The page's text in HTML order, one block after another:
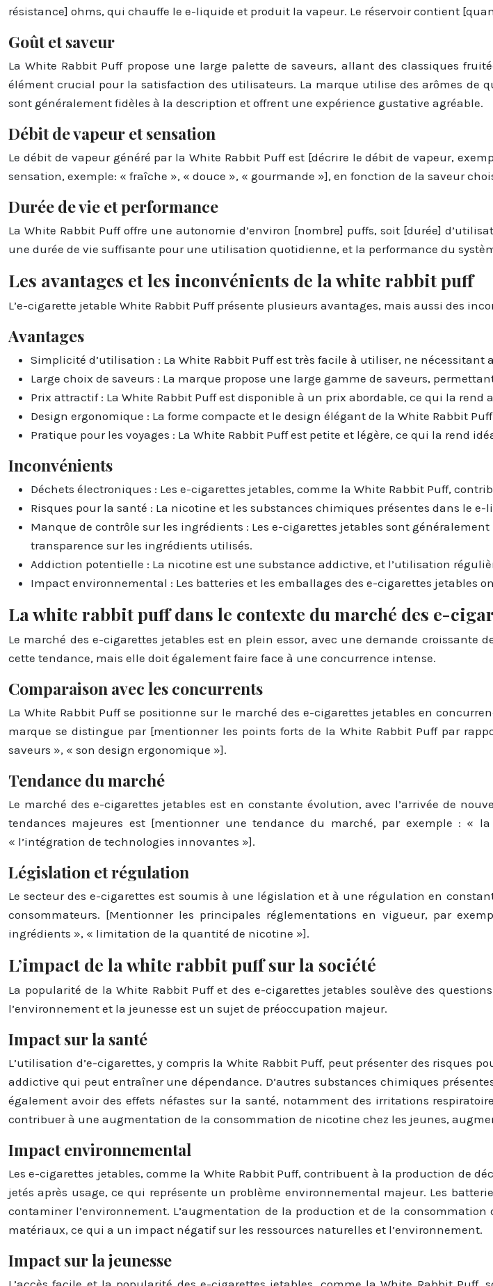
résistance] ohms, qui chauffe le e-liquide et produit la vapeur. Le réservoir contient
Goût et saveur
La White Rabbit Puff propose une large palette de saveurs, allant des classiques
élément crucial pour la satisfaction des utilisateurs. La marque utilise des arômes de
sont généralement fidèles à la description et offrent une expérience gustative agréable.
Débit de vapeur et sensation
Le débit de vapeur généré par la White Rabbit Puff est [décrire le débit de vapeur,
sensation, exemple: « fraîche », « douce », « gourmande »], en fonction de la saveur
Durée de vie et performance
La White Rabbit Puff offre une autonomie d’environ [nombre] puffs, soit [durée]
une durée de vie suffisante pour une utilisation quotidienne, et la performance du
Les avantages et les inconvénients de la white rabbit puff
L’e-cigarette jetable White Rabbit Puff présente plusieurs avantages, mais aussi des
Avantages
Simplicité d’utilisation : La White Rabbit Puff est très facile à utiliser, ne nécessitant
Large choix de saveurs : La marque propose une large gamme de saveurs,
Prix attractif : La White Rabbit Puff est disponible à un prix abordable, ce qui la rend
Design ergonomique : La forme compacte et le design élégant de la White Rabbit
Pratique pour les voyages : La White Rabbit Puff est petite et légère, ce qui la rend
Inconvénients
Déchets électroniques : Les e-cigarettes jetables, comme la White Rabbit Puff,
Risques pour la santé : La nicotine et les substances chimiques présentes dans le
Manque de contrôle sur les ingrédients : Les e-cigarettes jetables sont
transparence sur les ingrédients utilisés.
Addiction potentielle : La nicotine est une substance addictive, et l’utilisation
Impact environnemental : Les batteries et les emballages des e-cigarettes jetables
La white rabbit puff dans le contexte du marché des e-
Le marché des e-cigarettes jetables est en plein essor, avec une demande croissante
cette tendance, mais elle doit également faire face à une concurrence intense.
Comparaison avec les concurrents
La White Rabbit Puff se positionne sur le marché des e-cigarettes jetables en
marque se distingue par [mentionner les points forts de la White Rabbit Puff par
saveurs », « son design ergonomique »].
Tendance du marché
Le marché des e-cigarettes jetables est en constante évolution, avec l’arrivée de
tendances majeures est [mentionner une tendance du marché, par exemple : «
« l’intégration de technologies innovantes »].
Législation et régulation
Le secteur des e-cigarettes est soumis à une législation et à une régulation en
consommateurs. [Mentionner les principales réglementations en vigueur, par
ingrédients », « limitation de la quantité de nicotine »].
L’impact de la white rabbit puff sur la société
La popularité de la White Rabbit Puff et des e-cigarettes jetables soulève des
l’environnement et la jeunesse est un sujet de préoccupation majeur.
Impact sur la santé
L’utilisation d’e-cigarettes, y compris la White Rabbit Puff, peut présenter des
addictive qui peut entraîner une dépendance. D’autres substances chimiques
également avoir des effets néfastes sur la santé, notamment des irritations
contribuer à une augmentation de la consommation de nicotine chez les jeunes,
Impact environnemental
Les e-cigarettes jetables, comme la White Rabbit Puff, contribuent à la production de
jetés après usage, ce qui représente un problème environnemental majeur. Les
contaminer l’environnement. L’augmentation de la production et de la
matériaux, ce qui a un impact négatif sur les ressources naturelles et l’environnement.
Impact sur la jeunesse